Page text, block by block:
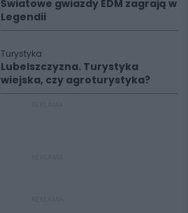
Światowe gwiazdy EDM zagrają w
Legendii
Turystyka
Lubelszczyzna. Turystyka
wiejska, czy agroturystyka?